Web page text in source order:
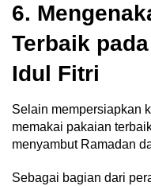
6.
Terbaik
Idul Fitri
Selain mempersiapkan
memakai pakaian
menyambut Ramadan
Sebagai bagian dari